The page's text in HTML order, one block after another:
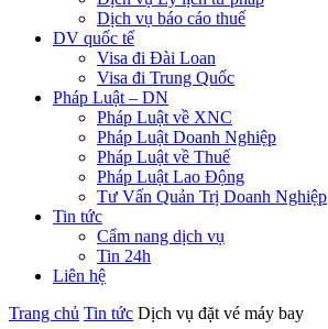
Dịch vụ báo cáo thuế
DV quốc tế
Visa đi Đài Loan
Visa đi Trung Quốc
Pháp Luật – DN
Pháp Luật về XNC
Pháp Luật Doanh Nghiệp
Pháp Luật về Thuế
Pháp Luật Lao Động
Tư Vấn Quản Trị Doanh Nghiệp
Tin tức
Cẩm nang dịch vụ
Tin 24h
Liên hệ
Trang chủ Tin tức Dịch vụ đặt vé máy bay